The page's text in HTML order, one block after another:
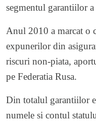
segmentul garantiilor
Anul 2010 a marcat o
expunerilor din
riscuri non-piata,
pe Federatia Rusa.
Din totalul garantiilor
numele si contul